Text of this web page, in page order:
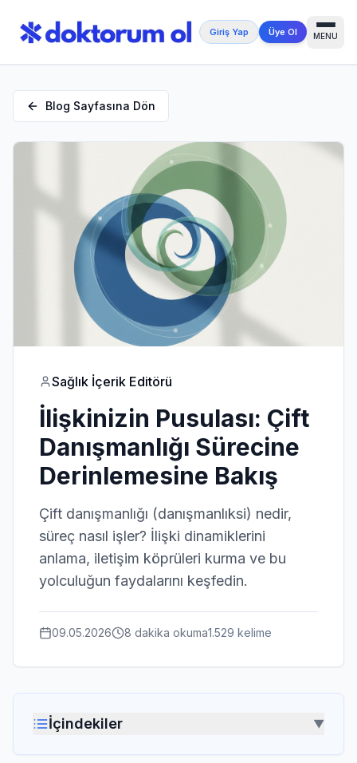
Giriş Yap Üye Ol MENU
Blog Sayfasına Dön
Sağlık İçerik Editörü
İlişkinizin Pusulası: Çift
Danışmanlığı Sürecine
Derinlemesine Bakış
Çift danışmanlığı (danışmanlıksi) nedir,
süreç nasıl işler? İlişki dinamiklerini
anlama, iletişim köprüleri kurma ve bu
yolculuğun faydalarını keşfedin.
09.05.2026 8 dakika okuma1.529 kelime
İçindekiler ▼